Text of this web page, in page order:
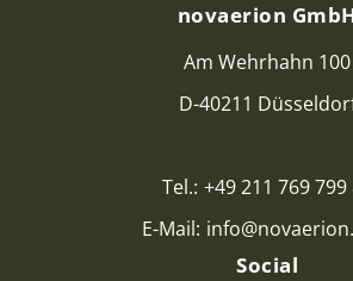
novaerion
Am Wehrhahn 100
D-40211
Tel.: +49 211 769 799
E-Mail:
Social